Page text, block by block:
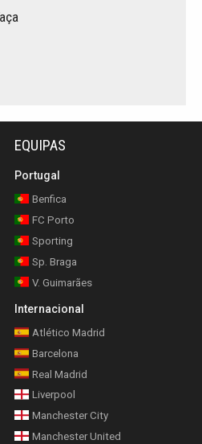
EQUIPAS
Portugal
Benfica
FC Porto
Sporting
Sp. Braga
V. Guimarães
Internacional
Atlético Madrid
Barcelona
Real Madrid
Liverpool
Manchester City
Manchester United